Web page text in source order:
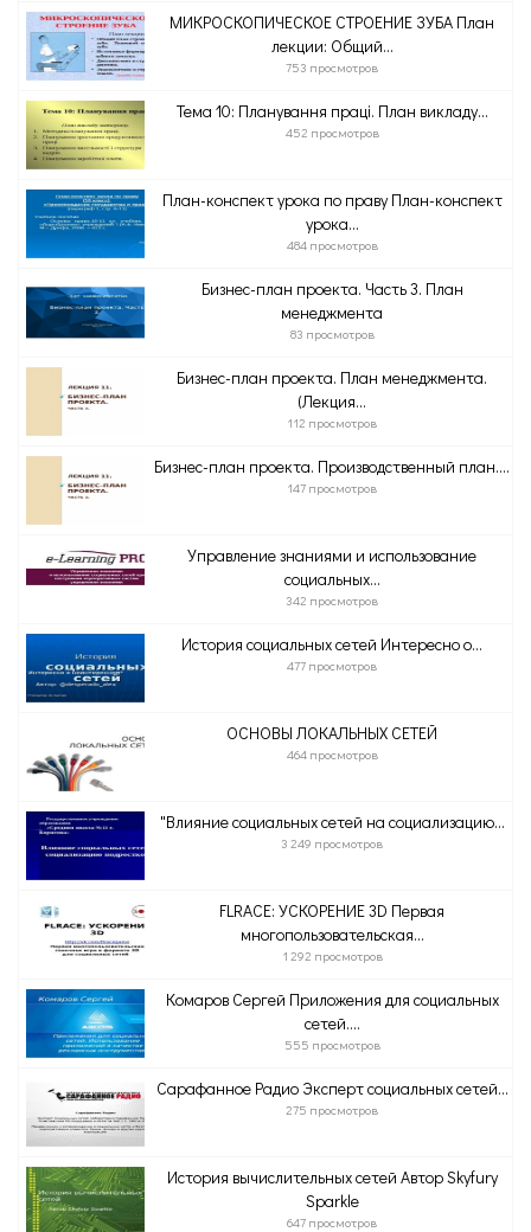
МИКРОСКОПИЧЕСКОЕ СТРОЕНИЕ ЗУБА План
лекции: Общий...
753 просмотров
Тема 10: Планування праці. План викладу...
452 просмотров
План-конспект урока по праву План-конспект
урока...
484 просмотров
Бизнес-план проекта. Часть 3. План
менеджмента
83 просмотров
Бизнес-план проекта. План менеджмента.
(Лекция...
112 просмотров
Бизнес-план проекта. Производственный план....
147 просмотров
Управление знаниями и использование
социальных...
342 просмотров
История социальных сетей Интересно о...
477 просмотров
ОСНОВЫ ЛОКАЛЬНЫХ СЕТЕЙ
464 просмотров
"Влияние социальных сетей на социализацию...
3 249 просмотров
FLRACE: УСКОРЕНИЕ 3D Первая
многопользовательская...
1 292 просмотров
Комаров Сергей Приложения для социальных
сетей....
555 просмотров
Сарафанное Радио Эксперт социальных сетей...
275 просмотров
История вычислительных сетей Автор Skyfury
Sparkle
647 просмотров